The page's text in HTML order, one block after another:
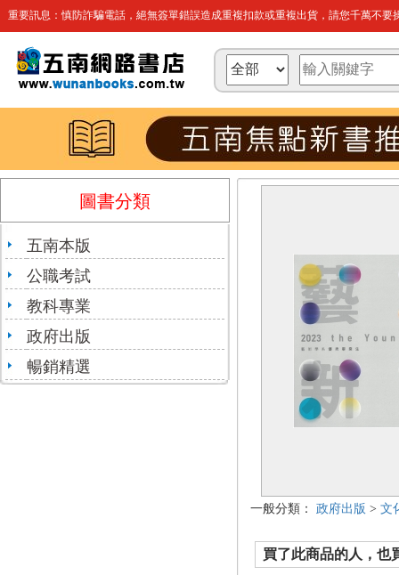
重要訊息：慎防詐騙電話，絕無簽單錯誤造成重複扣款或重複出貨，請您千萬不要
圖書分類
五南本版
公職考試
教科專業
政府出版
暢銷精選
一般分類： 政府出版 > 文
買了此商品的人，也